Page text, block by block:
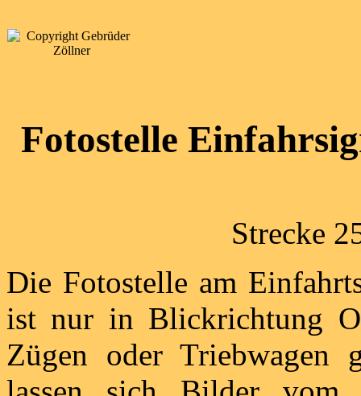
Fotostelle
Strecke
Die Fotostelle am
ist nur in Blickrichtung
Zügen oder Triebwagen